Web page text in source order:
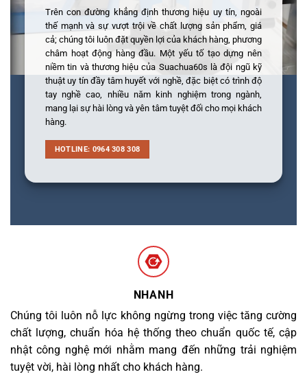
Trên con đường khẳng định thương hiệu uy tín, ngoài
thế mạnh và sự vượt trội về chất lượng sản phẩm, giá
cả; chúng tôi luôn đặt quyền lợi của khách hàng, phương
châm hoạt động hàng đầu. Một yếu tố tạo dựng nên
niềm tin và thương hiệu của Suachua60s là đội ngũ kỹ
thuật uy tín đầy tâm huyết với nghề, đặc biệt có trình độ
tay nghề cao, nhiều năm kinh nghiệm trong ngành,
mang lại sự hài lòng và yên tâm tuyệt đối cho mọi khách
hàng.
HOTLINE: 0964 308 308
NHANH
Chúng tôi luôn nỗ lực không ngừng trong việc tăng cường
chất lượng, chuẩn hóa hệ thống theo chuẩn quốc tế, cập
nhật công nghệ mới nhằm mang đến những trải nghiệm
tuyệt vời, hài lòng nhất cho khách hàng.